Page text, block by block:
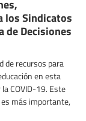
los Sindicatos
de Decisiones
de recursos para
en esta
COVID-19. Este
más importante,